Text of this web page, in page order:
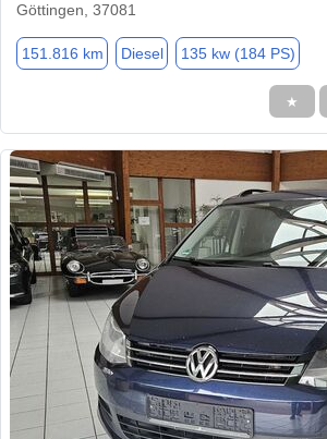
Göttingen, 37081
151.816 km Diesel 135 kw (184 PS)
★